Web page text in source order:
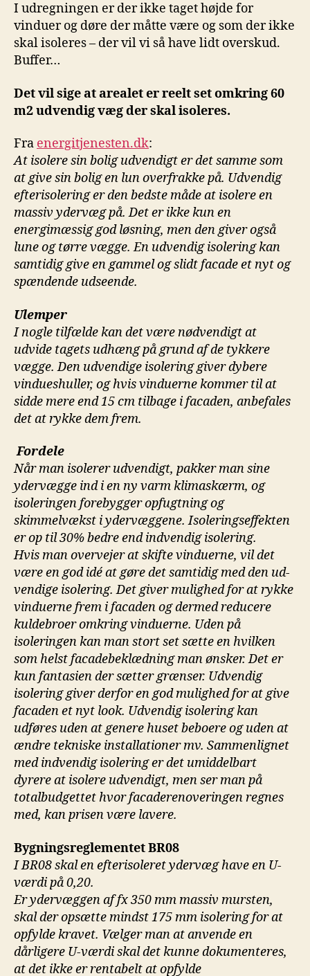
I udregningen er der ikke taget højde for
vinduer og døre der måtte være og som der ikke
skal isoleres – der vil vi så have lidt overskud.
Buffer…
Det vil sige at arealet er reelt set omkring 60
m2 udvendig væg der skal isoleres.
Fra energitjenesten.dk:
At isolere sin bolig udvendigt er det samme som
at give sin bolig en lun overfrakke på. Udvendig
efterisolering er den bedste måde at isolere en
massiv ydervæg på. Det er ikke kun en
energimæssig god løsning, men den giver også
lune og tørre vægge. En udvendig isolering kan
samtidig give engammel og slidt facade et nyt og
spændende udseende.
Ulemper
I nogle tilfælde kan det være nødvendigt at
udvide tagets udhæng på grund af de tykkere
vægge. Den udvendige isolering giver dybere
vindueshuller, og hvis vinduerne kommer til at
sidde mere end 15 cm tilbage i facaden, anbefales
det at rykke dem frem.
Fordele
Når man isolerer udvendigt, pakker man sine
ydervægge ind i en ny varm klimaskærm, og
isoleringen forebygger opfugtning og
skimmelvækst i ydervæggene. Isoleringseffekten
er op til 30% bedre end indvendig isolering.
Hvis man overvejer at skifte vinduerne, vil det
være en god idé at gøre det samtidig med den ud-
vendige isolering. Det giver mulighed for at rykke
vinduerne frem i facaden og dermed reducere
kuldebroer omkring vinduerne. Uden på
isoleringen kan man stort set sætte en hvilken
som helst facadebeklædning man ønsker. Det er
kun fantasien der sætter grænser. Udvendig
isolering giver derfor en god mulighed for at give
facaden et nyt look. Udvendig isolering kan
udføres uden at genere huset beboere og uden at
ændre tekniske installationer mv. Sammenlignet
med indvendig isolering er det umiddelbart
dyrere at isolere udvendigt, men ser man på
totalbudgettet hvor facaderenoveringen regnes
med, kan prisen være lavere.
Bygningsreglementet BR08
I BR08 skal en efterisoleret ydervæg have en U-
værdi på 0,20.
Er ydervæggen af fx 350 mm massiv mursten,
skal der opsætte mindst 175 mm isolering for at
opfylde kravet. Vælger man at anvende en
dårligere U-værdi skal det kunne dokumenteres,
at det ikke er rentabelt at opfylde